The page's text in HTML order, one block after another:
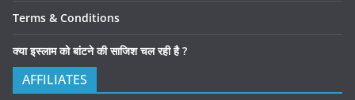
Terms & Conditions
क्या इस्लाम को बांटने की साजिश चल रही है ?
AFFILIATES